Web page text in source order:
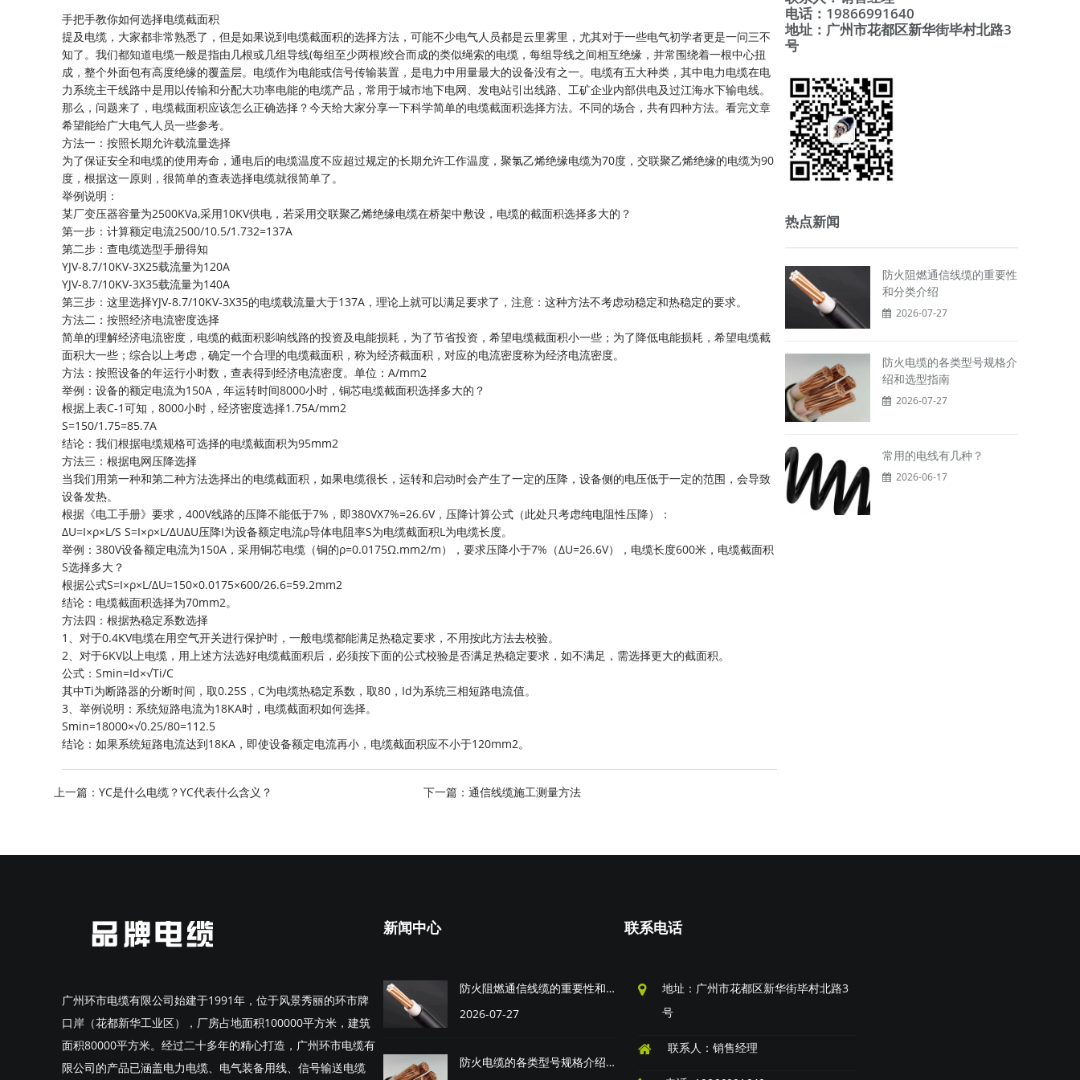
手把手教你如何选择电缆截面积
提及电缆，大家都非常熟悉了，但是如果说到电缆截面积的选择方法，可能不少电气人员都是云里雾里，尤其对于一些电气初学者更是一问三不
知了。我们都知道电缆一般是指由几根或几组导线(每组至少两根)绞合而成的类似绳索的电缆，每组导线之间相互绝缘，并常围绕着一根中心扭
成，整个外面包有高度绝缘的覆盖层。电缆作为电能或信号传输装置，是电力中用量最大的设备没有之一。电缆有五大种类，其中电力电缆在电
力系统主干线路中是用以传输和分配大功率电能的电缆产品，常用于城市地下电网、发电站引出线路、工矿企业内部供电及过江海水下输电线。
那么，问题来了，电缆截面积应该怎么正确选择？今天给大家分享一下科学简单的电缆截面积选择方法。不同的场合，共有四种方法。看完文章
希望能给广大电气人员一些参考。
​方法一：按照长期允许载流量选择
为了保证安全和电缆的使用寿命，通电后的电缆温度不应超过规定的长期允许工作温度，聚氯乙烯绝缘电缆为70度，交联聚乙烯绝缘的电缆为90
度，根据这一原则，很简单的查表选择电缆就很简单了。
举例说明：
某厂变压器容量为2500KVa,采用10KV供电，若采用交联聚乙烯绝缘电缆在桥架中敷设，电缆的截面积选择多大的？
第一步：计算额定电流2500/10.5/1.732=137A
第二步：查电缆选型手册得知
YJV-8.7/10KV-3X25载流量为120A
YJV-8.7/10KV-3X35载流量为140A
第三步：这里选择YJV-8.7/10KV-3X35的电缆载流量大于137A，理论上就可以满足要求了，注意：这种方法不考虑动稳定和热稳定的要求。
方法二：按照经济电流密度选择
简单的理解经济电流密度，电缆的截面积影响线路的投资及电能损耗，为了节省投资，希望电缆截面积小一些；为了降低电能损耗，希望电缆截
面积大一些；综合以上考虑，确定一个合理的电缆截面积，称为经济截面积，对应的电流密度称为经济电流密度。
方法：按照设备的年运行小时数，查表得到经济电流密度。单位：A/mm2
举例：设备的额定电流为150A，年运转时间8000小时，铜芯电缆截面积选择多大的？
根据上表C-1可知，8000小时，经济密度选择1.75A/mm2
S=150/1.75=85.7A
结论：我们根据电缆规格可选择的电缆截面积为95mm2
方法三：根据电网压降选择
当我们用第一种和第二种方法选择出的电缆截面积，如果电缆很长，运转和启动时会产生了一定的压降，设备侧的电压低于一定的范围，会导致
设备发热。
根据《电工手册》要求，400V线路的压降不能低于7%，即380VX7%=26.6V，压降计算公式（此处只考虑纯电阻性压降）：
∆U=I×ρ×L/S S=I×ρ×L/∆U∆U压降I为设备额定电流ρ导体电阻率S为电缆截面积L为电缆长度。
举例：380V设备额定电流为150A，采用铜芯电缆（铜的ρ=0.0175Ω.mm2/m），要求压降小于7%（∆U=26.6V），电缆长度600米，电缆截面积
S选择多大？
根据公式S=I×ρ×L/∆U=150×0.0175×600/26.6=59.2mm2
结论：电缆截面积选择为70mm2。
方法四：根据热稳定系数选择
1、对于0.4KV电缆在用空气开关进行保护时，一般电缆都能满足热稳定要求，不用按此方法去校验。
2、对于6KV以上电缆，用上述方法选好电缆截面积后，必须按下面的公式校验是否满足热稳定要求，如不满足，需选择更大的截面积。
公式：Smin=Id×√Ti/C
其中Ti为断路器的分断时间，取0.25S，C为电缆热稳定系数，取80，Id为系统三相短路电流值。
3、举例说明：系统短路电流为18KA时，电缆截面积如何选择。
Smin=18000×√0.25/80=112.5
结论：如果系统短路电流达到18KA，即使设备额定电流再小，电缆截面积应不小于120mm2。
上一篇： YC是什么电缆？YC代表什么含义？ 下一篇： 通信线缆施工测量方法
电话：19866991640
地址：广州市花都区新华街毕村北路3
号
热点新闻
防火阻燃通信线缆的重要性
和分类介绍
2026-07-27
防火电缆的各类型号规格介
绍和选型指南
2026-07-27
常用的电线有几种？
2026-06-17
广州环市电缆有限公司始建于1991年，位于风景秀丽的环市牌
口岸（花都新华工业区），厂房占地面积100000平方米，建筑
面积80000平方米。经过二十多年的精心打造，广州环市电缆有
限公司的产品已涵盖电力电缆、电气装备用线、信号输送电缆
新闻中心
防火阻燃通信线缆的重要性和分类介绍
2026-07-27
防火电缆的各类型号规格介绍和选型指南
联系电话
地址：广州市花都区新华街毕村北路3
号
联系人：销售经理